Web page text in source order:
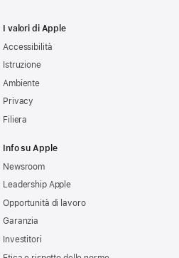
I valori di Apple
Accessibilità
Istruzione
Ambiente
Privacy
Filiera
Info su Apple
Newsroom
Leadership Apple
Opportunità di lavoro
Garanzia
Investitori